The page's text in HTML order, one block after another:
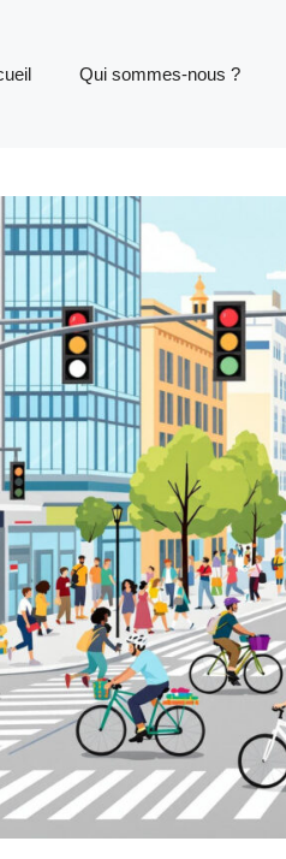
Qui sommes-nous ?